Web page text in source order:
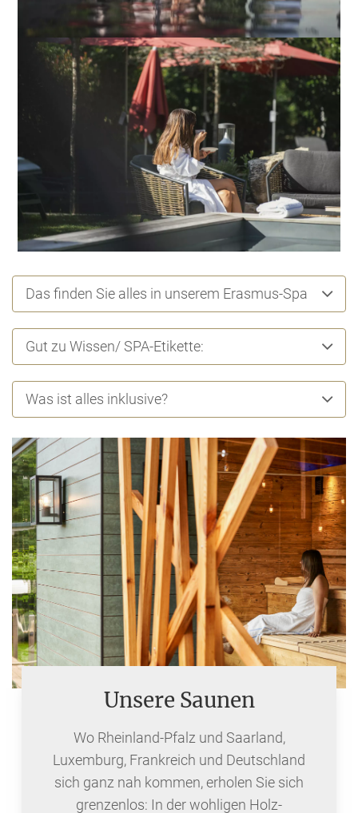
Das finden Sie alles in unserem Erasmus-Spa
Gut zu Wissen/ SPA-Etikette:
Was ist alles inklusive?
Unsere Saunen
Wo Rheinland-Pfalz und Saarland,
Luxemburg, Frankreich und Deutschland
sich ganz nah kommen, erholen Sie sich
grenzenlos: In der wohligen Holz-